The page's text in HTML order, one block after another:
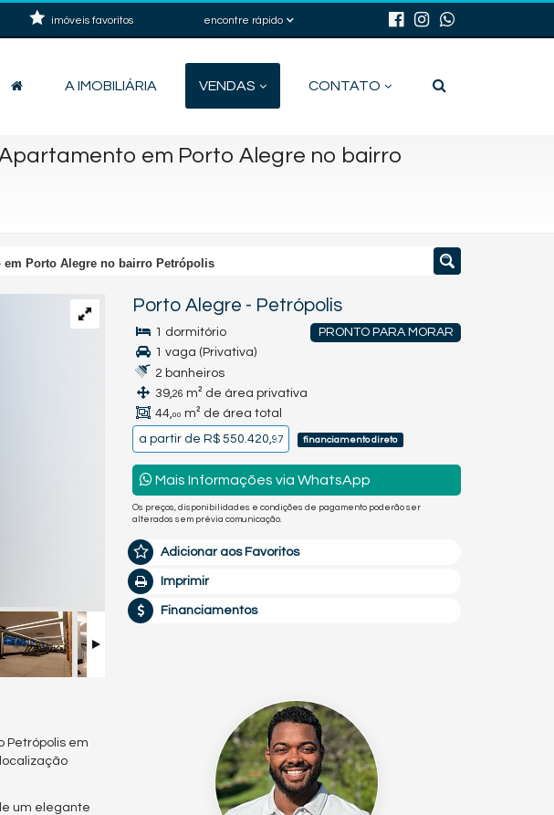
encontre rápido
imóveis favoritos
A IMOBILIÁRIA VENDAS CONTATO
em Porto Alegre no bairro
em Porto Alegre no bairro Petrópolis
Porto Alegre - Petrópolis
PRONTO PARA MORAR
1 dormitório
1 vaga (Privativa)
2 banheiros
39,26 m² de área privativa
44,00 m² de área total
a partir de R$ 550.420,97 financiamento direto
Mais Informações via WhatsApp
Os preços, disponibilidades e condições de pagamento poderão ser
alterados sem prévia comunicação.
Adicionar aos Favoritos
Imprimir
Financiamentos
Petrópolis em
um elegante